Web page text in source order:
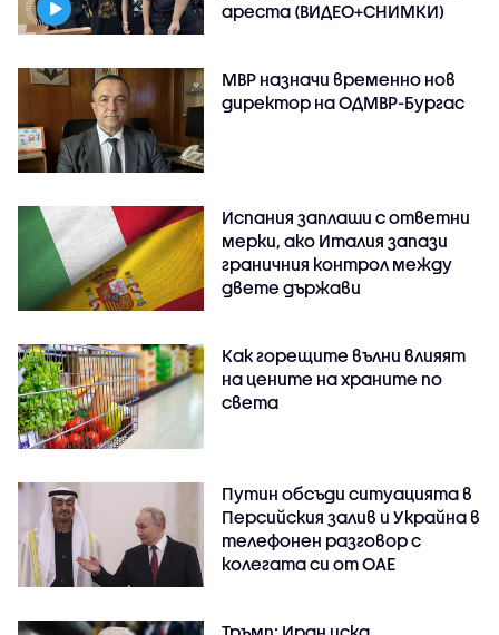
ареста (ВИДЕО+СНИМКИ)
МВР назначи временно нов
директор на ОДМВР-Бургас
Испания заплаши с ответни
мерки, ако Италия запази
граничния контрол между
двете държави
Как горещите вълни влияят
на цените на храните по
света
Путин обсъди ситуацията в
Персийския залив и Украйна в
телефонен разговор с
колегата си от ОАЕ